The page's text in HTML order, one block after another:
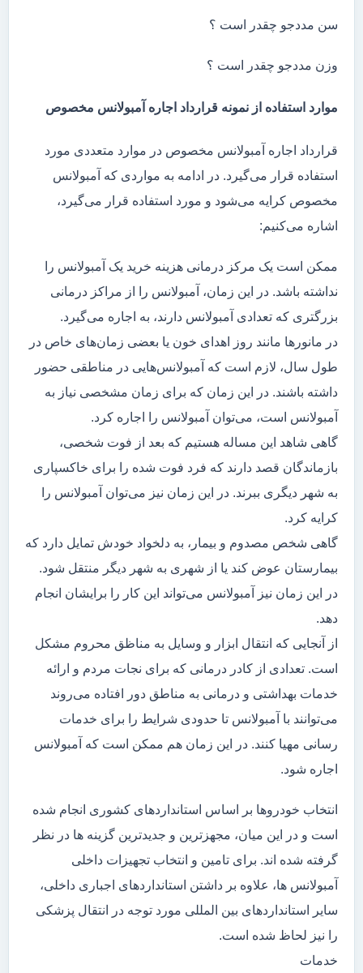
سن مددجو چقدر است ؟
وزن مددجو چقدر است ؟
موارد استفاده از نمونه قرارداد اجاره آمبولانس مخصوص
قرارداد اجاره آمبولانس مخصوص در موارد متعددی مورد
استفاده قرار می‌گیرد. در ادامه به مواردی که آمبولانس
مخصوص کرایه می‌شود و مورد استفاده قرار می‌گیرد،
اشاره می‌کنیم:
ممکن است یک مرکز درمانی هزینه خرید یک آمبولانس را
نداشته باشد. در این زمان، آمبولانس را از مراکز درمانی
بزرگتری که تعدادی آمبولانس دارند، به اجاره می‌گیرد.
در مانور‌ها مانند روز اهدای خون یا بعضی زمان‌های خاص در
طول سال، لازم است که آمبولانس‌هایی در مناطقی حضور
داشته باشند. در این زمان که برای زمان مشخصی نیاز به
آمبولانس است، می‌توان آمبولانس را اجاره کرد.
گاهی شاهد این مساله هستیم که بعد از فوت شخصی،
بازماندگان قصد دارند که فرد فوت شده را برای خاکسپاری
به شهر دیگری ببرند. در این زمان نیز می‌توان آمبولانس را
کرایه کرد.
گاهی شخص مصدوم و بیمار، به دلخواد خودش تمایل دارد که
بیمارستان عوض کند یا از شهری به شهر دیگر منتقل شود.
در این زمان نیز آمبولانس می‌تواند این کار را برایشان انجام
دهد.
از آنجایی که انتقال ابزار و وسایل به مناظق محروم مشکل
است. تعدادی از کادر درمانی که برای نجات مردم و ارائه
خدمات بهداشتی و درمانی به مناطق دور افتاده می‌روند
می‌توانند با آمبولانس تا حدودی شرایط را برای خدمات
رسانی مهیا کنند. در این زمان هم ممکن است که آمبولانس
اجاره شود.
انتخاب خودروها بر اساس استانداردهای کشوری انجام شده
است و در این میان، مجهزترین و جدیدترین گزینه ها در نظر
گرفته شده اند. برای تامین و انتخاب تجهیزات داخلی
آمبولانس ها، علاوه بر داشتن استانداردهای اجباری داخلی،
سایر استانداردهای بین المللی مورد توجه در انتقال پزشکی
را نیز لحاظ شده است.
خدمات